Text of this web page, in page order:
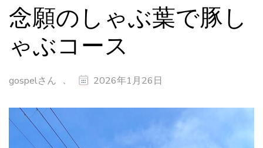
念願のしゃぶ葉で豚し
ゃぶコース
gospelさん 、 2026年1月26日